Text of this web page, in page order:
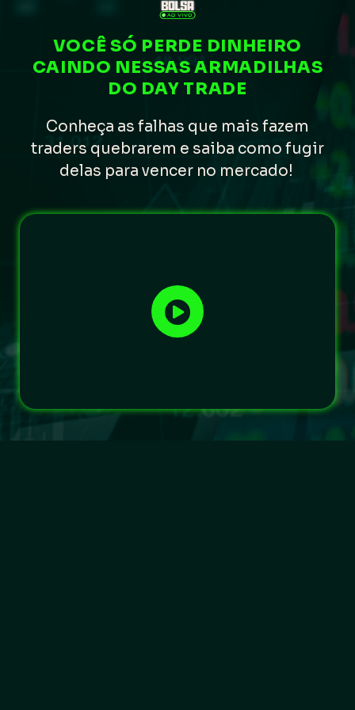
VOCÊ SÓ PERDE DINHEIRO
CAINDO NESSAS ARMADILHAS
DO DAY TRADE
Conheça as falhas que mais fazem
traders quebrarem e saiba como fugir
delas para vencer no mercado!